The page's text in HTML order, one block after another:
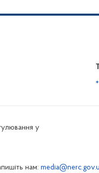
у
нам: